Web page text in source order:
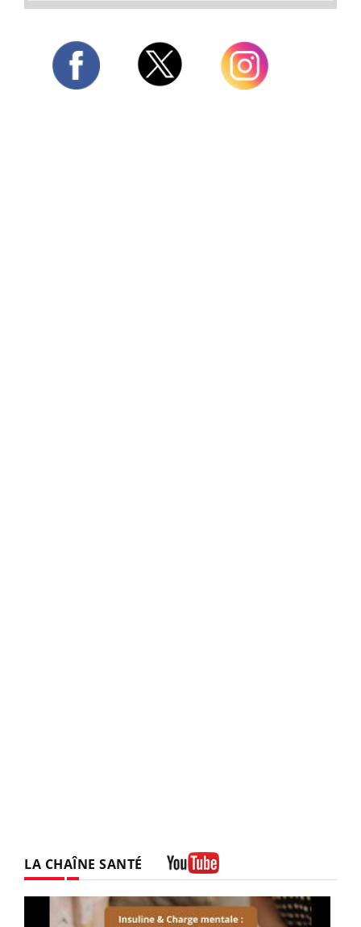
LA CHAÎNE SANTÉ